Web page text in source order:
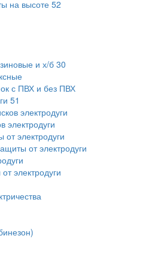
на высоте 52
и х/б 30
с ПВХ и без ПВХ
51
электродуги
электродуги
электродуги
от электродуги
электродуги